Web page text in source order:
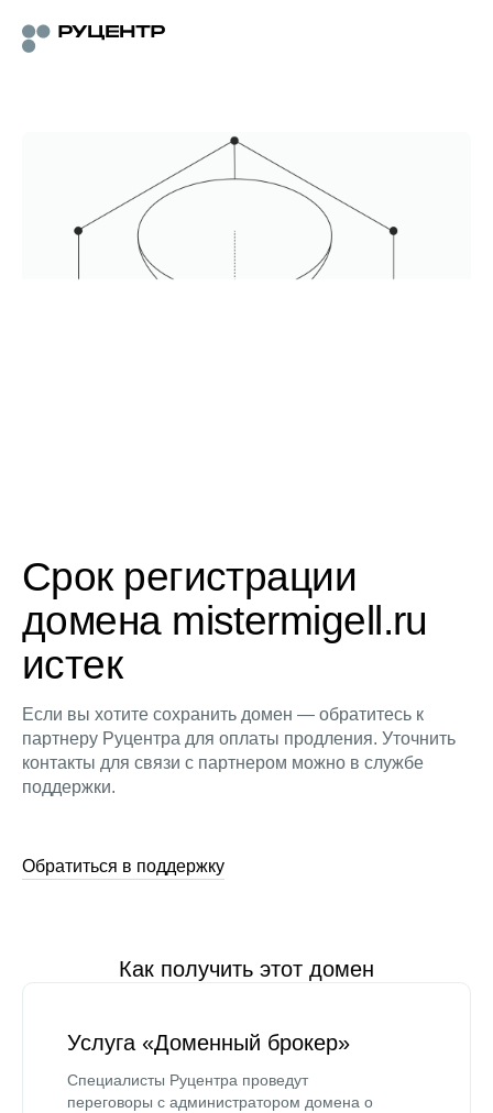
Срок регистрации
домена mistermigell.ru
истек
Если вы хотите сохранить домен — обратитесь к
партнеру Руцентра для оплаты продления. Уточнить
контакты для связи с партнером можно в службе
поддержки.
Обратиться в поддержку
Как получить этот домен
Услуга «Доменный брокер»
Специалисты Руцентра проведут
переговоры с администратором домена о